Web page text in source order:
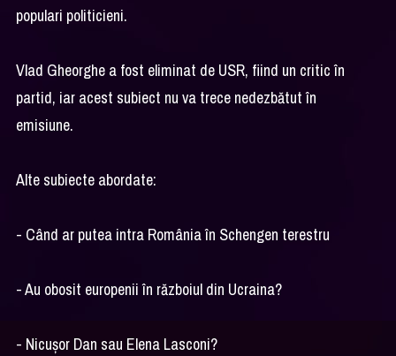
populari politicieni.
Vlad Gheorghe a fost eliminat de USR, fiind un critic în
partid, iar acest subiect nu va trece nedezbătut în
emisiune.
Alte subiecte abordate:
- Când ar putea intra România în Schengen terestru
- Au obosit europenii în războiul din Ucraina?
- Nicușor Dan sau Elena Lasconi?